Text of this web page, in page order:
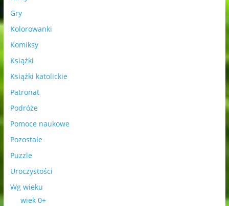
Gry
Kolorowanki
Komiksy
Książki
Książki katolickie
Patronat
Podróże
Pomoce naukowe
Pozostałe
Puzzle
Uroczystości
Wg wieku
wiek 0+